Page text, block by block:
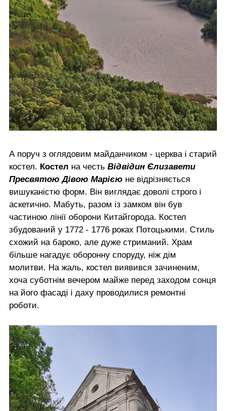
А поруч з оглядовим майданчиком - церква і старий
костел. Костел на честь Відвідин Єлизавети
Пресвятою Дівою Марією не відрізняється
вишуканістю форм. Він виглядає доволі строго і
аскетично. Мабуть, разом із замком він був
частиною лінії оборони Китайгорода. Костел
збудований у 1772 - 1776 роках Потоцькими. Стиль
схожий на бароко, але дуже стриманий. Храм
більше нагадує оборонну споруду, ніж дім
молитви. На жаль, костел виявився зачиненим,
хоча суботнім вечером майже перед заходом сонця
на його фасаді і даху проводилися ремонтні
роботи.